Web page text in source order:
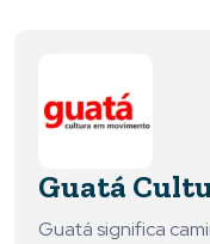
Guatá
Guatá significa